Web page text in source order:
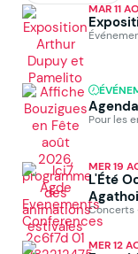
MAR 11
Pour les
MER 19
L'Été
Concerts
MER 12